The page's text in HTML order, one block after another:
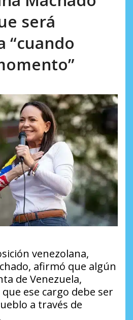
será
“cuando
venezolana,
afirmó que algún
de Venezuela,
ese cargo debe ser
a través de